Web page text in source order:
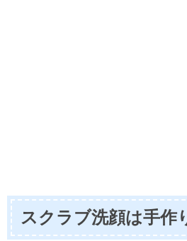
スクラブ洗顔は手作